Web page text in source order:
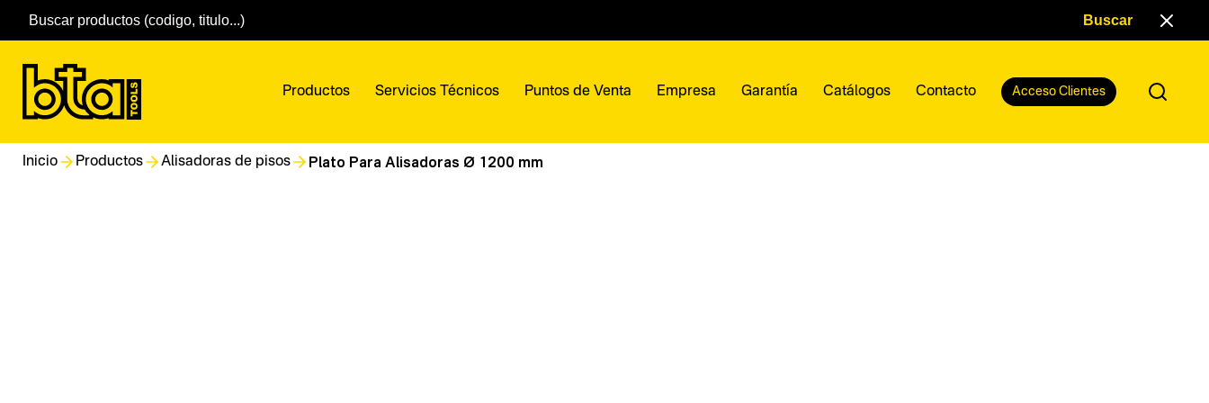
Productos Servicios Técnicos Puntos de Venta Empresa Garantía Catálogos Contacto Acceso Clientes
Inicio Productos Alisadoras de pisos Plato Para Alisadoras Ø 1200 mm